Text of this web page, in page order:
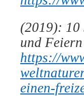
(2019): 10
und
https://
einen-